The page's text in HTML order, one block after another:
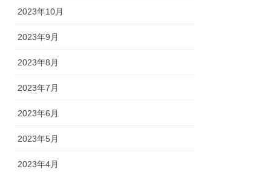
2023年10月
2023年9月
2023年8月
2023年7月
2023年6月
2023年5月
2023年4月